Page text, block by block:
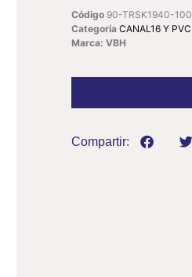
Código 90-TRSK1940-100
Categoría CANAL16 Y PVC
Marca: VBH
Compartir: